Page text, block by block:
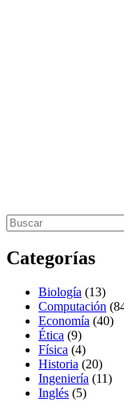
Categorías
Biología (13)
Computación
Economía (40)
Ética (9)
Física (4)
Historia (20)
Ingeniería (11)
Inglés (5)